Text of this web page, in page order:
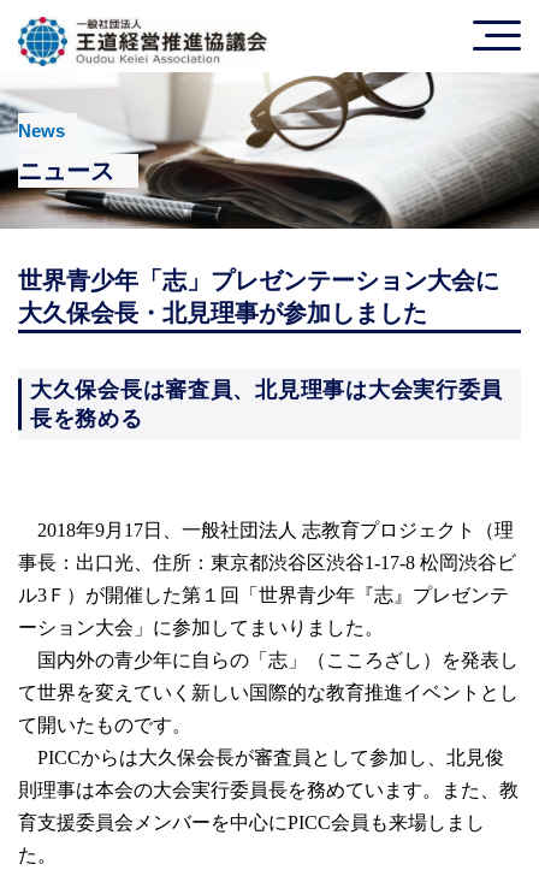
News
ニュース
世界青少年「志」プレゼンテーション大会に
大久保会長・北見理事が参加しました
大久保会長は審査員、北見理事は大会実行委員
長を務める
2018年9月17日、一般社団法人 志教育プロジェクト（理
事長：出口光、住所：東京都渋谷区渋谷1-17-8 松岡渋谷ビ
ル3Ｆ）が開催した第１回「世界青少年『志』プレゼンテ
ーション大会」に参加してまいりました。
国内外の青少年に自らの「志」（こころざし）を発表し
て世界を変えていく新しい国際的な教育推進イベントとし
て開いたものです。
PICCからは大久保会長が審査員として参加し、北見俊
則理事は本会の大会実行委員長を務めています。また、教
育支援委員会メンバーを中心にPICC会員も来場しまし
た。